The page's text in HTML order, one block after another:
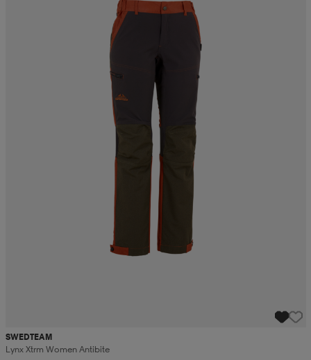
SWEDTEAM
Lynx Xtrm Women Antibite